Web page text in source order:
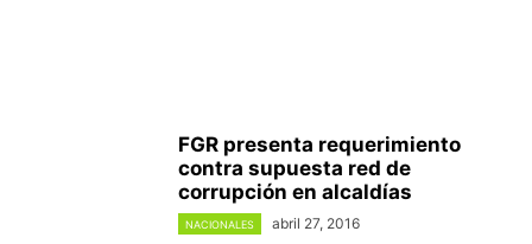
FGR presenta requerimiento
contra supuesta red de
corrupción en alcaldías
NACIONALES abril 27, 2016